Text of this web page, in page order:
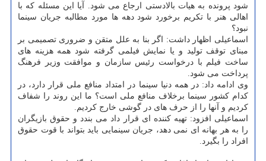
شود پرونده به هیات بالادستی ارجاع می شود. آیا این مسئله که با
اهالی هنر با تکریم برخورد شود دهه ها مورد مطالبه جریان سینما
نبود؟
اسماعیلی اظهار داشت: اگر بنا به علل متقن و ضروری تصمیمی بر
مبنای توقف تولید و یا نمایش فیلمی گرفته شود همه هزینه های
ساخت فیلم با درخواست رئیس سازمان و موافقت وزیر فرهنگ
پرداخت می شود.
وی ادامه داد: در همه دنیا سینما در امتداد منافع ملی قرار دارد، در
کدام کشور سینما برخلاف منافع ملی است؟ ما این روند را شفاف
کردیم و آنها را از حرف های در گوشی خارج کردیم.
اسماعیلی افزود: تهیه کننده ای قرار داد می بندد و حقوق بازیگران
را به هر بهانه ای نمی دهد، جریان سینمایی باید بتواند با قوت حقوق
افراد را بگیرد.